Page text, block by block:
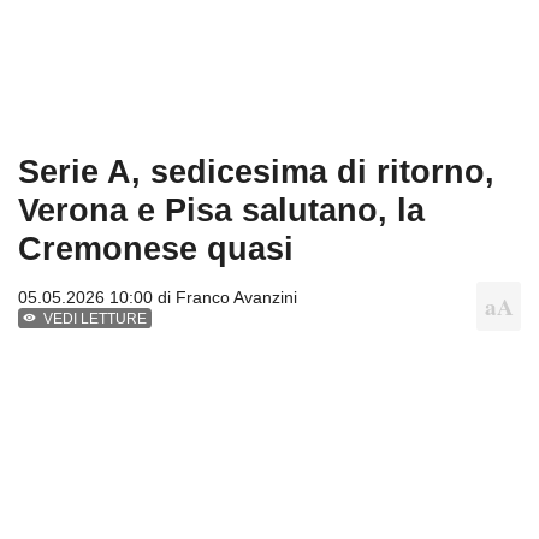
Serie A, sedicesima di ritorno,
Verona e Pisa salutano, la
Cremonese quasi
05.05.2026 10:00 di Franco Avanzini
VEDI LETTURE